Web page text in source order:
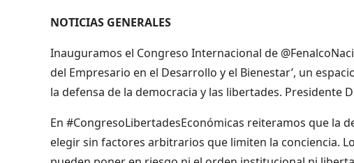
NOTICIAS GENERALES
Inauguramos el Congreso Internacional de
del Empresario en el Desarrollo y el Bienestar’, un
la defensa de la democracia y las libertades. Presidente
En #CongresoLibertadesEconómicas reiteramos que la
elegir sin factores arbitrarios que limiten la conciencia.